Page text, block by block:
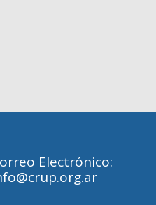
Electrónico: